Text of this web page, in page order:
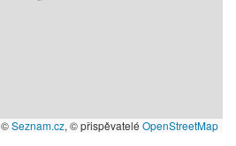
©Seznam.cz, © přispěvatelé OpenStreetMap